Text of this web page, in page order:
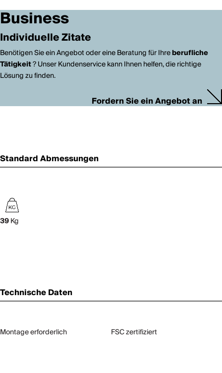
Business
Individuelle Zitate
Benötigen Sie ein Angebot oder eine Beratung für Ihreberufliche
Tätigkeit? Unser Kundenservice kann Ihnen helfen, die richtige
Lösung zu finden.
Fordern Sie ein Angebot an
Standard Abmessungen
39Kg
Technische Daten
Montage erforderlich FSC zertifiziert